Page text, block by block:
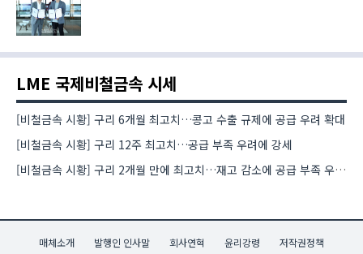
LME 국제비철금속 시세
[비철금속 시황] 구리 6개월 최고치…콩고 수출 규제에 공급 우려 확대
[비철금속 시황] 구리 12주 최고치…공급 부족 우려에 강세
[비철금속 시황] 구리 2개월 만에 최고치…재고 감소에 공급 부족 우려 확대
매체소개 발행인 인사말 회사연혁 윤리강령
저작권정책